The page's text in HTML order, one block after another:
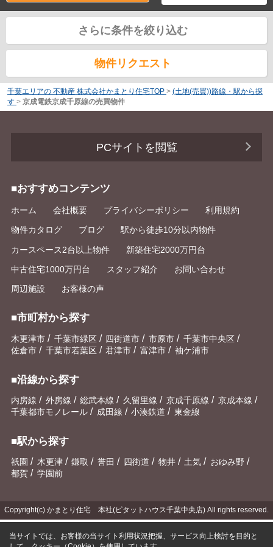
さらに条件を絞り込む
物件リクエスト
千葉エリアの 不動産 株式会社かまとり住宅TOP > (土地(売買))路線・駅から探
す > 京成電鉄京成千原線の売買物件
PCサイトを閲覧
■おすすめコンテンツ
ホーム 会社概要 プライバシーポリシー 利用規約
物件カタログ ブログ 駅から徒歩10分以内物件
カースペース2台以上物件 新築住宅2000万円台
中古住宅1000万円台 スタッフ紹介 お問い合わせ
周辺施設 お客様の声
■市町村から探す
木更津市 / 千葉市緑区 / 四街道市 / 市原市 / 千葉市中央区 /
佐倉市 / 千葉市若葉区 / 君津市 / 富津市 / 袖ケ浦市
■沿線から探す
内房線 / 外房線 / 総武本線 / 久留里線 / 京成千原線 / 京成本線 /
千葉都市モノレール / 成田線 / 小湊鉄道 / 東金線
■駅から探す
祇園 / 木更津 / 鎌取 / 誉田 / 四街道 / 物井 / 土気 / おゆみ野 /
都賀 / 学園前
Copyright(c) かまとり住宅 本社(ピタットハウス千葉中央店) All rights reserved.
当サイトでは、お客様の当サイト利用状況把握、サービス向上検討を目的と